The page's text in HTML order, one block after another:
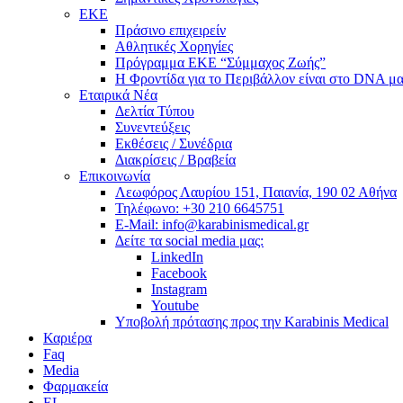
ΕΚΕ
Πράσινο επιχειρείν
Αθλητικές Χορηγίες
Πρόγραμμα ΕΚΕ “Σύμμαχος Ζωής”
Η Φροντίδα για το Περιβάλλον είναι στο DNA
Εταιρικά Νέα
Δελτία Τύπου
Συνεντεύξεις
Εκθέσεις / Συνέδρια
Διακρίσεις / Βραβεία
Επικοινωνία
Λεωφόρος Λαυρίου 151, Παιανία, 190 02 Αθήνα
Τηλέφωνο: +30 210 6645751
E-Mail: info@karabinismedical.gr
Δείτε τα social media μας:
LinkedIn
Facebook
Instagram
Youtube
Υποβολή πρότασης προς την Karabinis Medical
Καριέρα
Faq
Media
Φαρμακεία